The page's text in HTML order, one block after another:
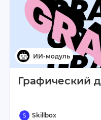
Графический
Skillbox